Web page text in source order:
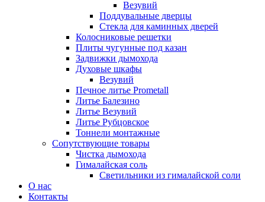
Везувий
Поддувальные дверцы
Стекла для каминных дверей
Колосниковые решетки
Плиты чугунные под казан
Задвижки дымохода
Духовые шкафы
Везувий
Печное литье Prometall
Литье Балезино
Литье Везувий
Литье Рубцовское
Тоннели монтажные
Сопутствующие товары
Чистка дымохода
Гималайская соль
Светильники из гималайской соли
О нас
Контакты